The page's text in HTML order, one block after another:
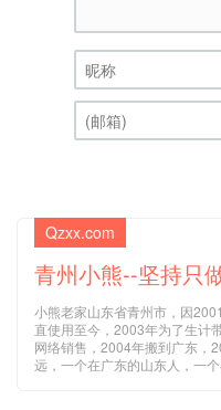
昵称 (必填)
Qzxx.com
青州小熊--坚持只
小熊老家山东省青州市，因
直使用至今，2003年为了生计
网络销售，2004年搬到广东，
远，一个在广东的山东人，一